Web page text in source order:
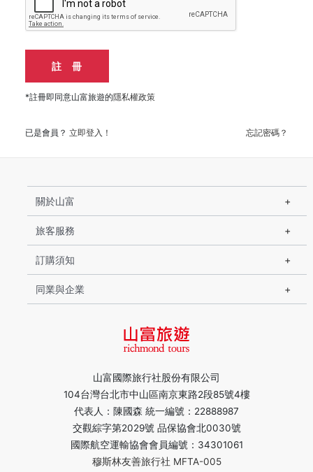
註 冊
*註冊即同意山富旅遊的隱私權政策
已是會員？ 立即登入！ 忘記密碼？
山富國際旅行社股份有限公司
104台灣台北市中山區南京東路2段85號4樓
代表人：陳國森 統一編號：22888987
交觀綜字第2029號 品保協會北0030號
國際航空運輸協會會員編號：34301061
穆斯林友善旅行社 MFTA-005
關於山富
旅客服務
訂購須知
同業與企業